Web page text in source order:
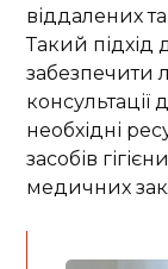
віддалених
Такий підхід
забезпечити
консультації
необхідні
засобів
медичних